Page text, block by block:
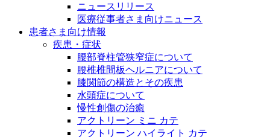
ニュースリリース
医療従事者さま向けニュース
患者さま向け情報
疾患・症状
腰部脊柱管狭窄症について
腰椎椎間板ヘルニアについて
膝関節の構造とその疾患
水頭症について
慢性創傷の治癒
アクトリーン ミニ カテ
アクトリーン ハイライト カテ